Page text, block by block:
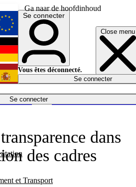
Ga naar de hoofdinhoud
Close menu
Se connecter
et Transport
Économie
English
Deutsch
Español
Se connecter
Vous êtes déconnecté.
Se connecter
dans
des cadres